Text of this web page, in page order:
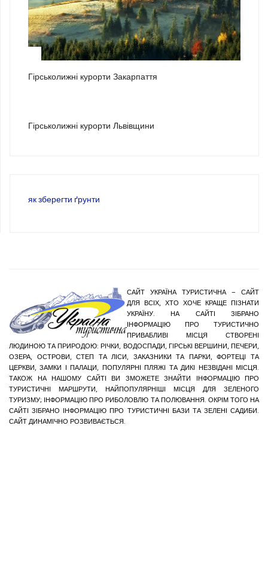
Гірськолижні курорти Закарпаття
Гірськолижні курорти Львівщини
як зберегти ґрунти
САЙТ УКРАЇНА ТУРИСТИЧНА – САЙТ
ДЛЯ ВСІХ, ХТО ХОЧЕ КРАЩЕ ПІЗНАТИ
УКРАЇНУ. НА САЙТІ ЗІБРАНО
ІНФОРМАЦІЮ ПРО ТУРИСТИЧНО
ПРИВАБЛИВІ МІСЦЯ СТВОРЕНІ
ЛЮДИНОЮ ТА ПРИРОДОЮ: РІЧКИ, ВОДОСПАДИ, ГІРСЬКІ ВЕРШИНИ, ПЕЧЕРИ,
ОЗЕРА, ОСТРОВИ, СТЕП ТА ЛІСИ, ЗАКАЗНИКИ ТА ПАРКИ, ФОРТЕЦІ ТА
ЦЕРКВИ, ЗАМКИ І ПАЛАЦИ, ПОПУЛЯРНІ ПЛЯЖІ ТА ДИКІ НЕЗВІДАНІ МІСЦЯ.
ТАКОЖ НА НАШОМУ САЙТІ ВИ ЗМОЖЕТЕ ЗНАЙТИ ІНФОРМАЦІЮ ПРО
ТУРИСТИЧНІ МАРШРУТИ, НАЙПОПУЛЯРНІШІ МІСЦЯ ДЛЯ ЗЕЛЕНОГО
ТУРИЗМУ; ІНФОРМАЦІЮ ПРО РИБОЛОВЛЮ ТА ПОЛЮВАННЯ. ОКРІМ ТОГО НА
САЙТІ ЗІБРАНО ІНФОРМАЦІЮ ПРО ТУРИСТИЧНІ БАЗИ ТА ЗЕЛЕНІ САДИБИ.
САЙТ ДИНАМІЧНО РОЗВИВАЄТЬСЯ.